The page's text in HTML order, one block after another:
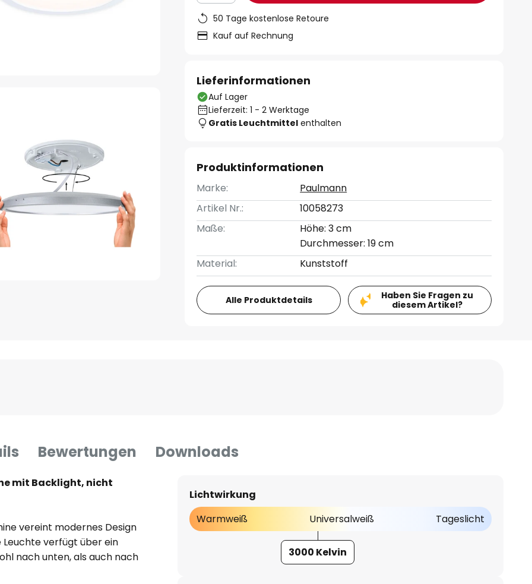
50 Tage kostenlose Retoure
Kauf auf Rechnung
Lieferinformationen
Auf Lager
Lieferzeit: 1 - 2 Werktage
Gratis Leuchtmittel enthalten
Produktinformationen
Marke:
Paulmann
Artikel Nr.:
10058273
Maße:
Höhe: 3 cm
Durchmesser: 19 cm
Material:
Kunststoff
Alle Produktdetails
Haben Sie Fragen zu
diesem Artikel?
Bewertungen Downloads
mit Backlight, nicht
vereint modernes Design
verfügt über ein
nach unten, als auch nach
Lichtwirkung
Warmweiß
Universalweiß Tageslicht
3000 Kelvin